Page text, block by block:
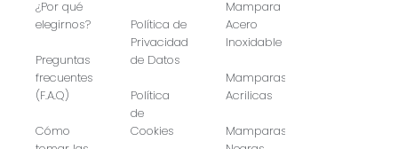
¿Por qué
elegirnos?
Preguntas
frecuentes
(F.A.Q)
Cómo
Política de
Privacidad
de Datos
Política
de
Cookies
Mampara
Acero
Inoxidable
Mamparas
Acrilicas
Mamparas